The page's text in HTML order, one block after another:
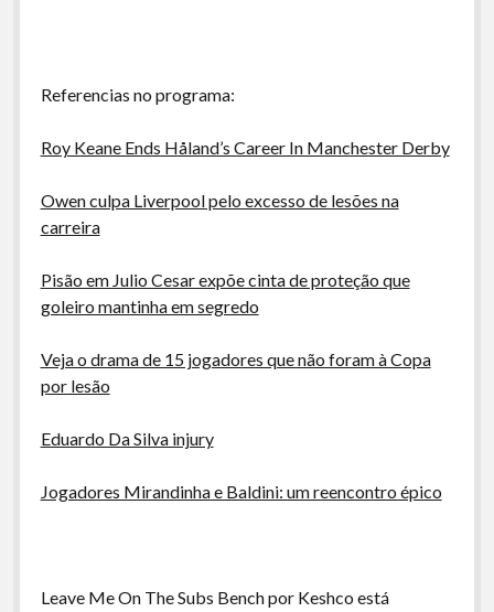
Referencias no programa:
Roy Keane Ends Håland’s Career In Manchester Derby
Owen culpa Liverpool pelo excesso de lesões na
carreira
Pisão em Julio Cesar expõe cinta de proteção que
goleiro mantinha em segredo
Veja o drama de 15 jogadores que não foram à Copa
por lesão
Eduardo Da Silva injury
Jogadores Mirandinha e Baldini: um reencontro épico
Leave Me On The Subs Bench por Keshco está